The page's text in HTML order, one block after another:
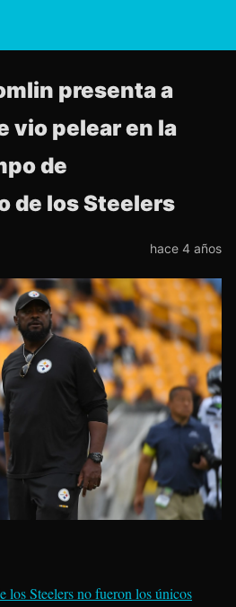
presenta a
vio pelear en la
de
de los Steelers
hace 4 años
los Steelers no fueron los únicos